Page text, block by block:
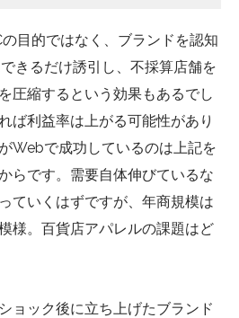
目的ではなく、ブランドを認知
きるだけ誘引し、不採算店舗を
圧縮するという効果もあるでし
ば利益率は上がる可能性があり
Webで成功しているのは上記を
らです。需要自体伸びているな
ていくはずですが、年商規模は
様。百貨店アパレルの課題はど
ョック後に立ち上げたブランド